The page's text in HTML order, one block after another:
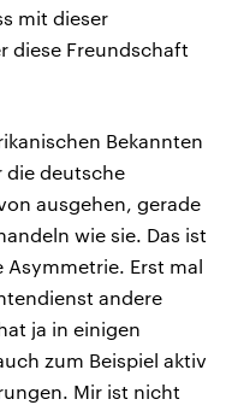
mit dieser
diese Freundschaft
Bekannten
die deutsche
ausgehen, gerade
wie sie. Das ist
Asymmetrie. Erst mal
andere
ja in einigen
zum Beispiel aktiv
Mir ist nicht